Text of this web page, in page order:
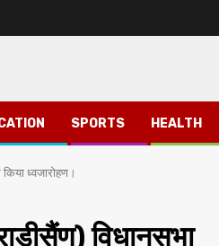
SPORTS HEALTH
ध्वजारोहण।
विधानसभा